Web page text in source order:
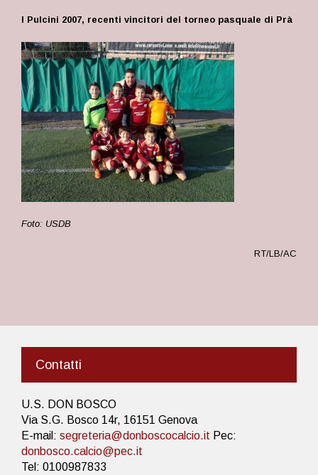
I Pulcini 2007, recenti vincitori del torneo pasquale di Prà
Foto: USDB
RT/LB/AC
Contatti
U.S. DON BOSCO
Via S.G. Bosco 14r, 16151 Genova
E-mail: segreteria@donboscocalcio.it Pec:
donbosco.calcio@pec.it
Tel: 0100987833